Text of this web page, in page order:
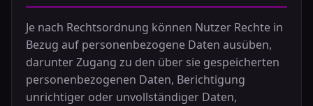
Je nach Rechtsordnung können Nutzer Rechte in
Bezug auf personenbezogene Daten ausüben,
darunter Zugang zu den über sie gespeicherten
personenbezogenen Daten, Berichtigung
unrichtiger oder unvollständiger Daten,